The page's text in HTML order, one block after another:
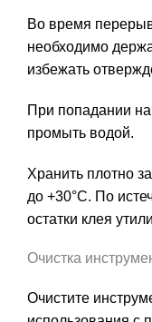
Во время
необходимо
избежать
При попадании на
промыть водой.
Хранить плотно
до +30°C. По
остатки клея
Очистка
Очистите